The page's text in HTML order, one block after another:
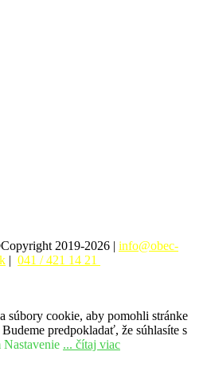
2019-2026 | info@obec-
| 041 / 421 14 21
súbory cookie, aby pomohli stránke
predpokladať, že súhlasíte s
Nastavenie ... čítaj viac